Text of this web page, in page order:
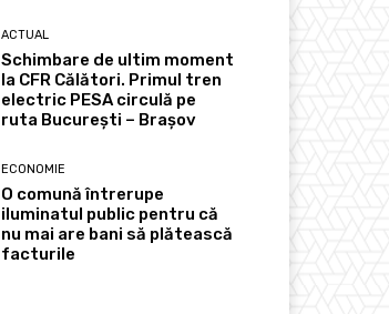
ACTUAL
Schimbare de ultim moment
la CFR Călători. Primul tren
electric PESA circulă pe
ruta București – Brașov
ECONOMIE
O comună întrerupe
iluminatul public pentru că
nu mai are bani să plătească
facturile